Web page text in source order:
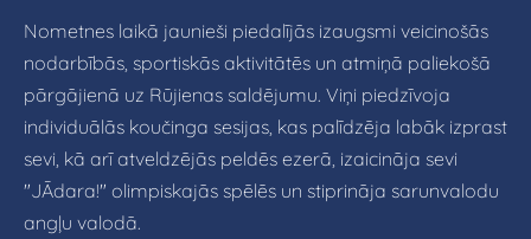
Nometnes laikā jaunieši piedalījās izaugsmi veicinošās
nodarbībās, sportiskās aktivitātēs un atmiņā paliekošā
pārgājienā uz Rūjienas saldējumu. Viņi piedzīvoja
individuālās koučinga sesijas, kas palīdzēja labāk izprast
sevi, kā arī atveldzējās peldēs ezerā, izaicināja sevi
"JĀdara!" olimpiskajās spēlēs un stiprināja sarunvalodu
angļu valodā.